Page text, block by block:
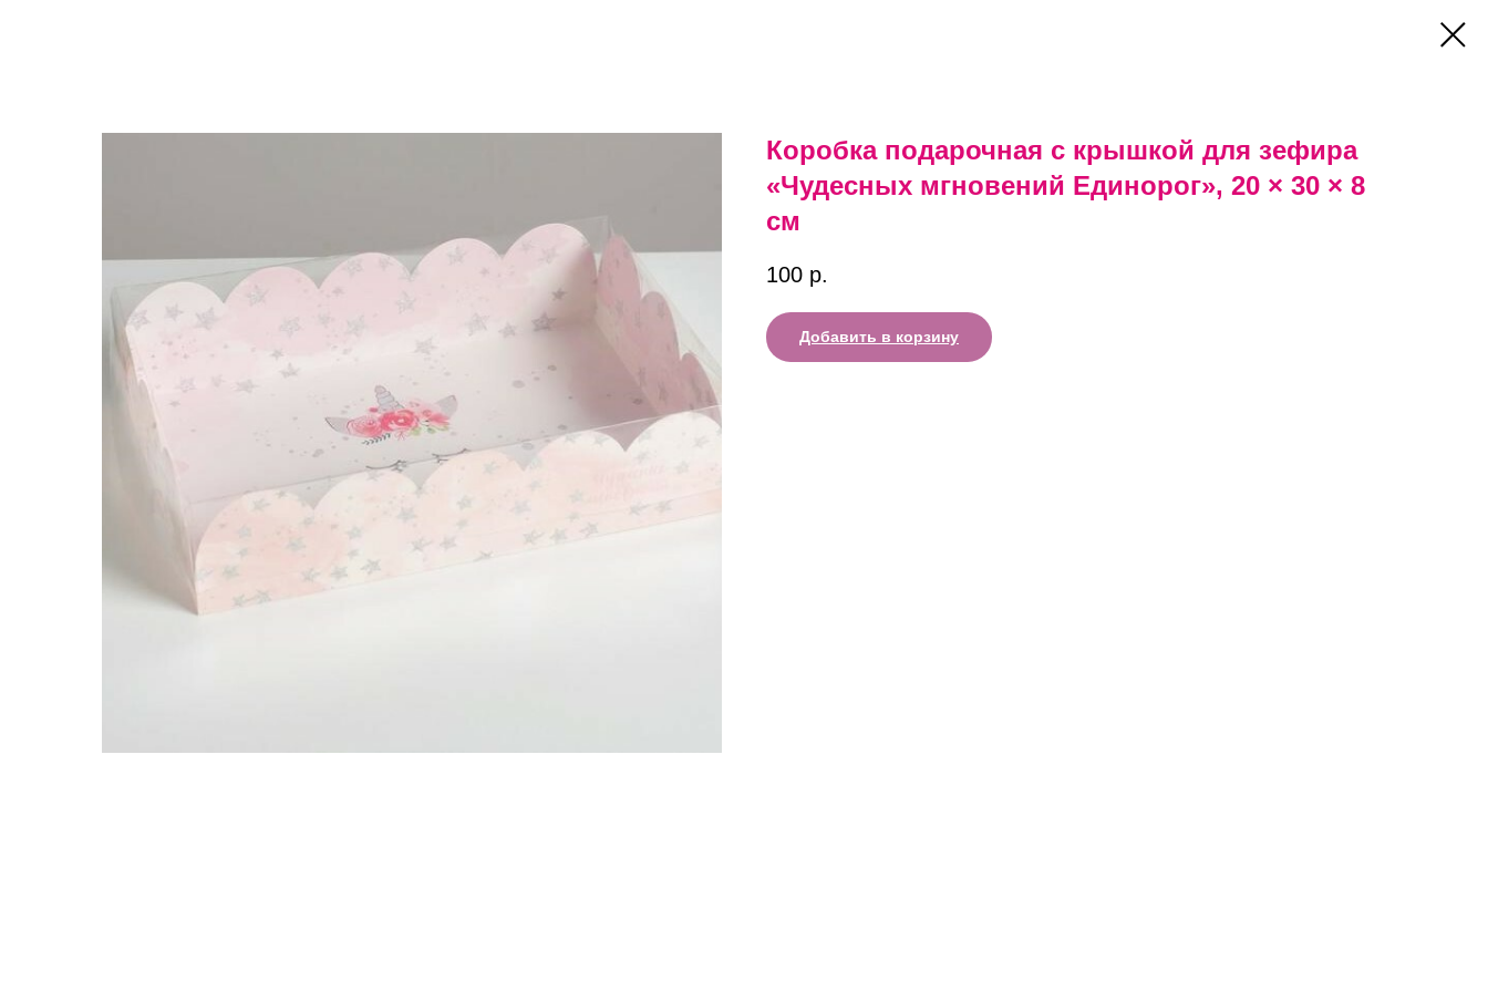
Коробка подарочная с крышкой для зефира
«Чудесных мгновений Единорог», 20 × 30 × 8
см
100 р.
Добавить в корзину